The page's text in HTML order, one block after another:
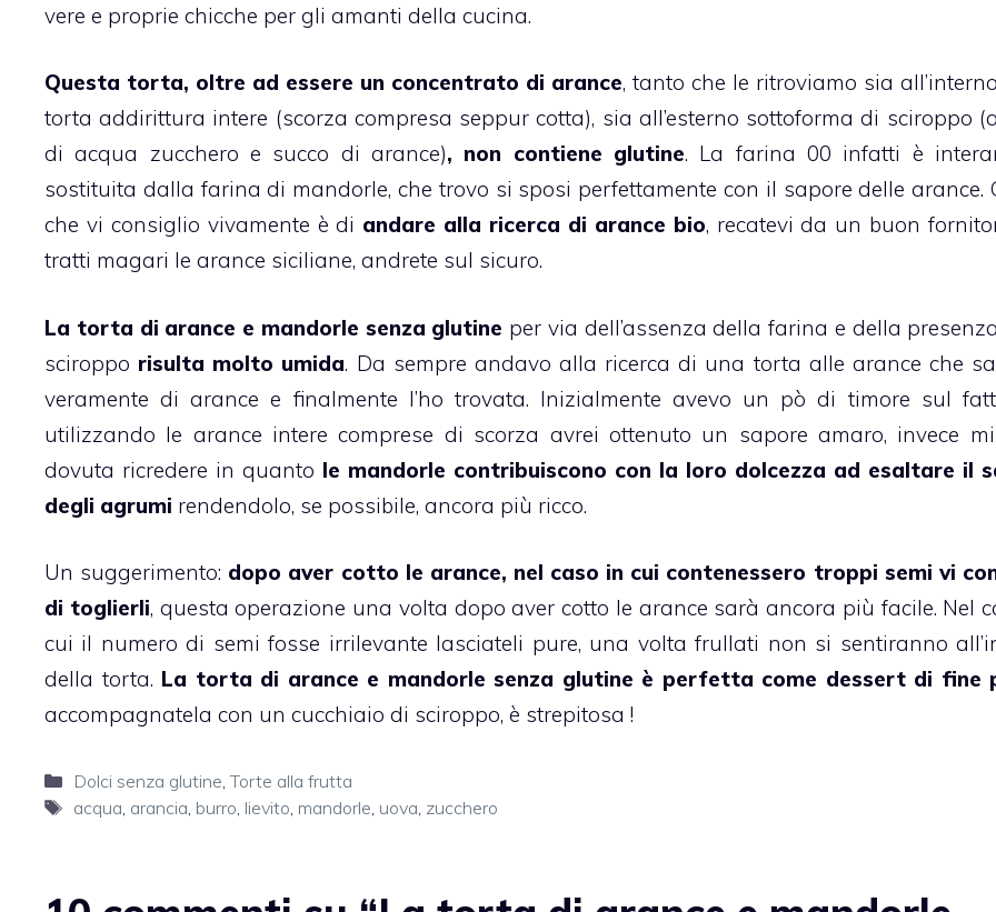
vere e proprie chicche per gli amanti della cucina.
Questa torta, oltre ad essere un concentrato di arance, tanto che le ritroviamo sia
torta addirittura intere (scorza compresa seppur cotta), sia all’esterno sottoforma di sciroppo
di acqua zucchero e succo di arance), non contiene glutine. La farina 00 infatti è
sostituita dalla farina di mandorle, che trovo si sposi perfettamente con il sapore delle arance.
che vi consiglio vivamente è di andare alla ricerca di arance bio, recatevi da un buon
tratti magari le arance siciliane, andrete sul sicuro.
La torta di arance e mandorle senza glutine per via dell’assenza della farina e della
sciroppo risulta molto umida. Da sempre andavo alla ricerca di una torta alle arance che
veramente di arance e finalmente l’ho trovata. Inizialmente avevo un pò di timore sul
utilizzando le arance intere comprese di scorza avrei ottenuto un sapore amaro, invece
dovuta ricredere in quanto le mandorle contribuiscono con la loro dolcezza ad esaltare il
degli agrumi rendendolo, se possibile, ancora più ricco.
Un suggerimento: dopo aver cotto le arance, nel caso in cui contenessero troppi semi vi
di toglierli, questa operazione una volta dopo aver cotto le arance sarà ancora più facile. Nel
cui il numero di semi fosse irrilevante lasciateli pure, una volta frullati non si sentiranno
della torta. La torta di arance e mandorle senza glutine è perfetta come dessert di fine
accompagnatela con un cucchiaio di sciroppo, è strepitosa !
Categorie
Dolci senza glutine,Torte alla frutta
Tag
acqua, arancia, burro, lievito, mandorle, uova, zucchero